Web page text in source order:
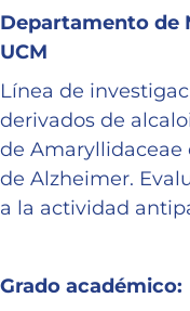
Departamento de
UCM
Línea de
derivados de
de Amaryllidaceae
de Alzheimer.
a la actividad
Grado académico: